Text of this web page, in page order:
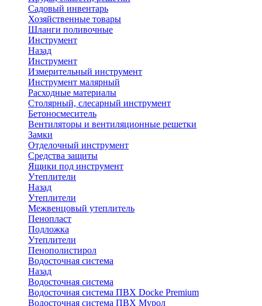
Садовый инвентарь
Хозяйственные товары
Шланги поливочные
Инструмент
Назад
Инструмент
Измерительный инструмент
Инструмент малярный
Расходные материалы
Столярный, слесарный инструмент
Бетоносмеситель
Вентиляторы и вентиляционные решетки
Замки
Отделочный инструмент
Средства защиты
Ящики под инструмент
Утеплители
Назад
Утеплители
Межвенцовый утеплитель
Пенопласт
Подложка
Утеплители
Пенополистирол
Водосточная система
Назад
Водосточная система
Водосточная система ПВХ Docke Premium
Водосточная система ПВХ Мурол